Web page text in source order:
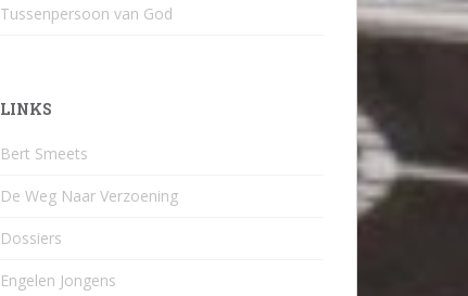
Tussenpersoon van God
LINKS
Bert Smeets
De Weg Naar Verzoening
Dossiers
Engelen Jongens